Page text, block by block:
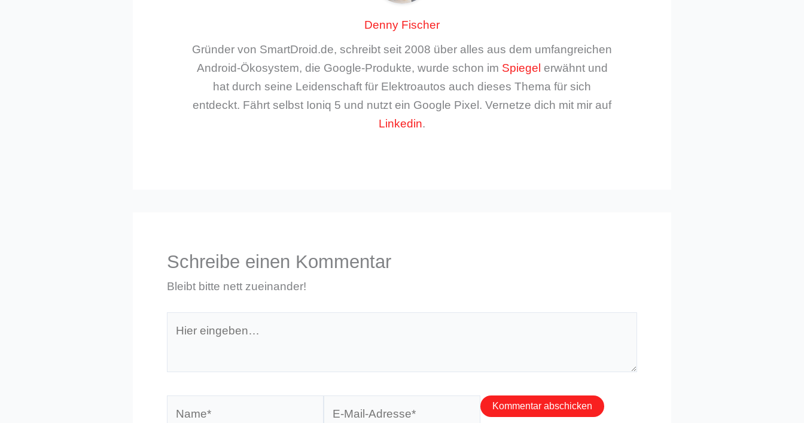
Denny Fischer
Gründer von SmartDroid.de, schreibt seit 2008 über alles aus dem umfangreichen
Android-Ökosystem, die Google-Produkte, wurde schon im Spiegel erwähnt und
hat durch seine Leidenschaft für Elektroautos auch dieses Thema für sich
entdeckt. Fährt selbst Ioniq 5 und nutzt ein Google Pixel. Vernetze dich mit mir auf
Linkedin.
Schreibe einen Kommentar
Bleibt bitte nett zueinander!
eingeben…